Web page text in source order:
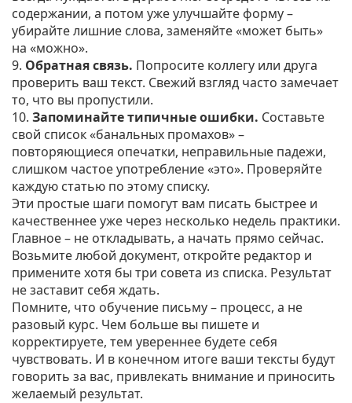
содержании, а потом уже улучшайте форму –
убирайте лишние слова, заменяйте «может быть»
на «можно».
9. Обратная связь. Попросите коллегу или друга
проверить ваш текст. Свежий взгляд часто замечает
то, что вы пропустили.
10. Запоминайте типичные ошибки. Составьте
свой список «банальных промахов» –
повторяющиеся опечатки, неправильные падежи,
слишком частое употребление «это». Проверяйте
каждую статью по этому списку.
Эти простые шаги помогут вам писать быстрее и
качественнее уже через несколько недель практики.
Главное – не откладывать, а начать прямо сейчас.
Возьмите любой документ, откройте редактор и
примените хотя бы три совета из списка. Результат
не заставит себя ждать.
Помните, что обучение письму – процесс, а не
разовый курс. Чем больше вы пишете и
корректируете, тем увереннее будете себя
чувствовать. И в конечном итоге ваши тексты будут
говорить за вас, привлекать внимание и приносить
желаемый результат.